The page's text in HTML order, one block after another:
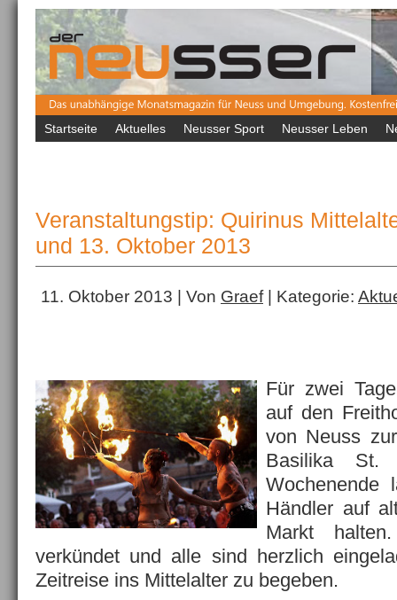
Startseite Aktuelles Neusser Sport Neusser Leben
Veranstaltungstip: Quirinus
und 13. Oktober 2013
11. Oktober 2013 | Von Graef| Kategorie:
Für zwei
auf den
von Neuss
Basilika St.
Wochenende
Händler auf
Markt
verkündet und alle sind herzlich
Zeitreise ins Mittelalter zu begeben.